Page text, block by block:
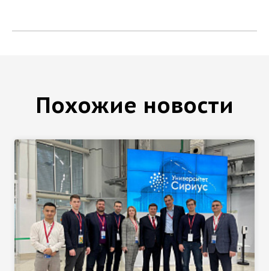
Похожие новости